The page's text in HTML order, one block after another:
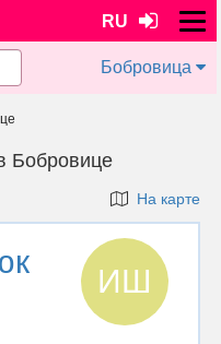
RU
Бобровица
Бобровице
На карте
ИШ